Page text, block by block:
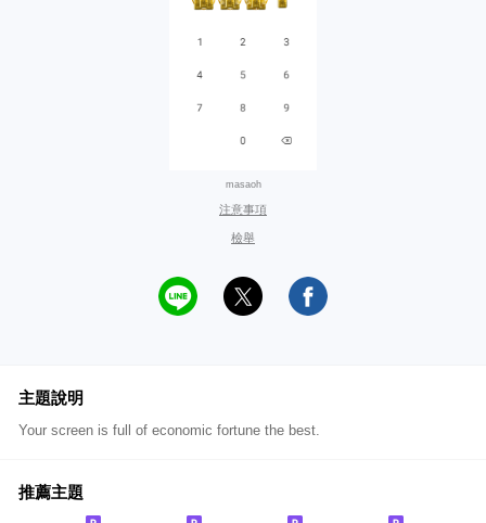
masaoh
注意事項
檢舉
主題說明
Your screen is full of economic fortune the best.
推薦主題